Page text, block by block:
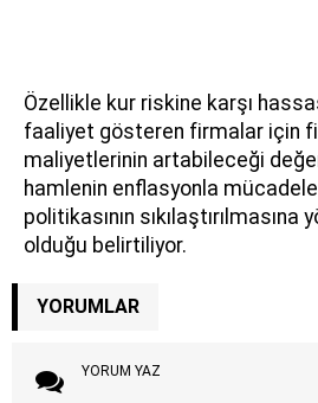
Özellikle kur riskine karşı
faaliyet gösteren firmalar için
maliyetlerinin artabileceği
hamlenin enflasyonla
politikasının sıkılaştırılmasına
olduğu belirtiliyor.
YORUMLAR
YORUM YAZ